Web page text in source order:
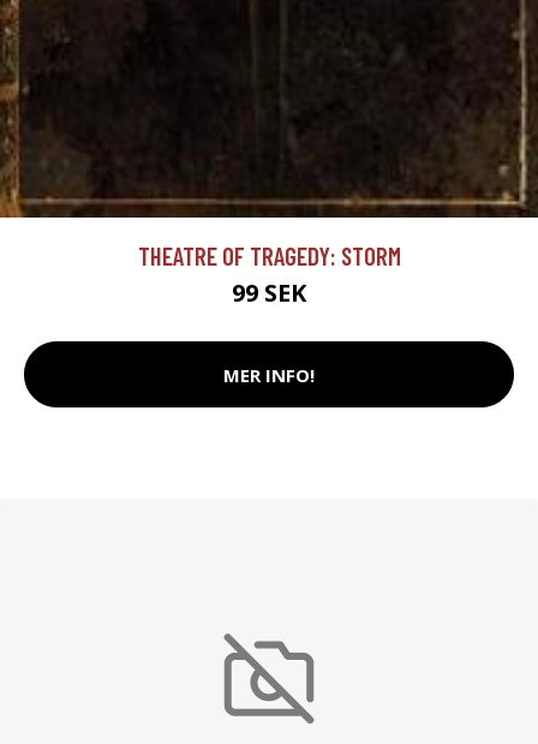
THEATRE OF TRAGEDY: STORM
99 SEK
MER INFO!